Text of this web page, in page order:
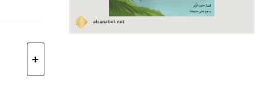
كمية
لنتعلّم